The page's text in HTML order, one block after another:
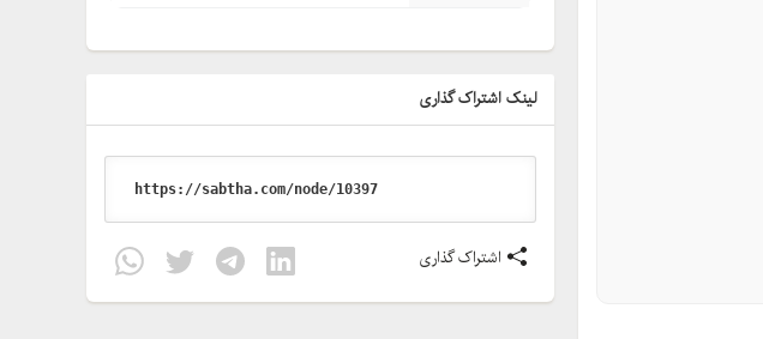
لینک اشتراک گذاری
اشتراک گذاری